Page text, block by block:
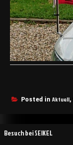
Posted in Aktuell,
Beitragsnavigation
Besuch bei SEIKEL